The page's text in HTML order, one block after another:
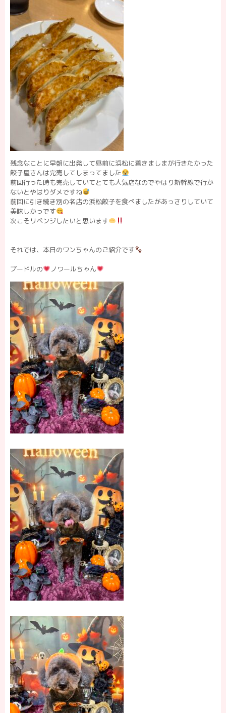
残念なことに早朝に出発して昼前に浜松に着きましまが行きたかった
餃子屋さんは完売してしまってました
前回行った時も完売していてとても人気店なのでやはり新幹線で行か
ないとやはりダメですね
前回に引き続き別の名店の浜松餃子を食べましたがあっさりしていて
美味しかっです
次こそリベンジしたいと思います
それでは、本日のワンちゃんのご紹介です
プードルの ノワールちゃん